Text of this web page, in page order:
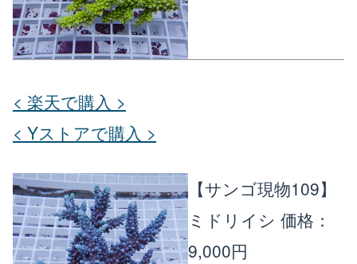
< 楽天で購入 >
< Yストアで購入 >
【サンゴ現物109】
ミドリイシ 価格：
9,000円